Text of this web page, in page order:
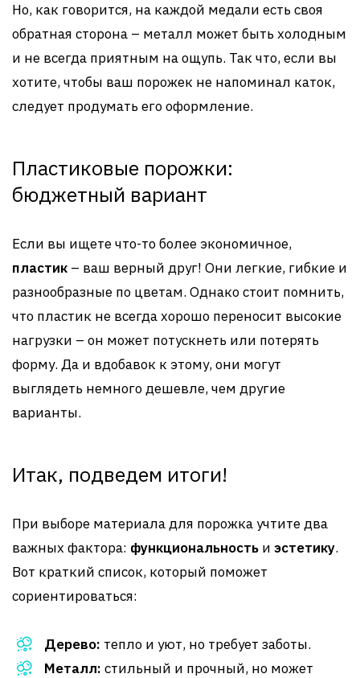
Но, как говорится, на каждой медали есть своя
обратная сторона – металл может быть холодным
и не всегда приятным на ощупь. Так что, если вы
хотите, чтобы ваш порожек не напоминал каток,
следует продумать его оформление.
Пластиковые порожки:
бюджетный вариант
Если вы ищете что-то более экономичное,
пластик – ваш верный друг! Они легкие, гибкие и
разнообразные по цветам. Однако стоит помнить,
что пластик не всегда хорошо переносит высокие
нагрузки – он может потускнеть или потерять
форму. Да и вдобавок к этому, они могут
выглядеть немного дешевле, чем другие
варианты.
Итак, подведем итоги!
При выборе материала для порожка учтите два
важных фактора: функциональность и эстетику.
Вот краткий список, который поможет
сориентироваться:
Дерево: тепло и уют, но требует заботы.
Металл: стильный и прочный, но может